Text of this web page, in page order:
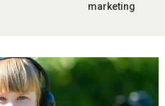
marketing